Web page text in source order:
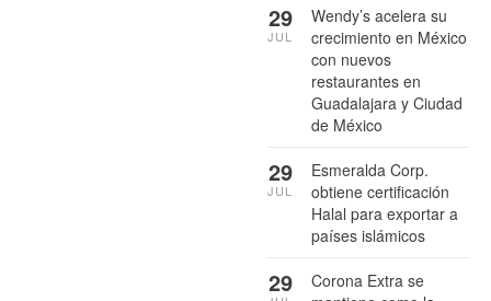
Wendy’s acelera su
crecimiento en México
con nuevos
restaurantes en
Guadalajara y Ciudad
de México
29
JUL
Esmeralda Corp.
obtiene certificación
Halal para exportar a
países islámicos
29
JUL
Corona Extra se
29